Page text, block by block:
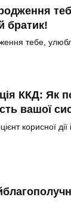
братик!
тебе,
ККД: Як
вашої
корисної дії